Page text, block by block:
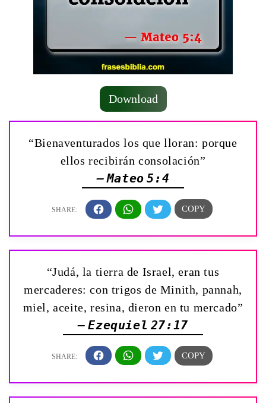
Download
“Bienaventurados los que lloran: porque
ellos recibirán consolación”
— Mateo 5:4
“Judá, la tierra de Israel, eran tus
mercaderes: con trigos de Minith, pannah,
miel, aceite, resina, dieron en tu mercado”
— Ezequiel 27:17